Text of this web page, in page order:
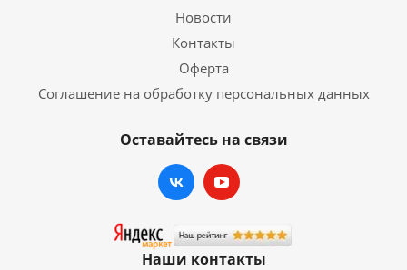
Новости
Контакты
Оферта
Соглашение на обработку персональных данных
Оставайтесь на связи
Наши контакты